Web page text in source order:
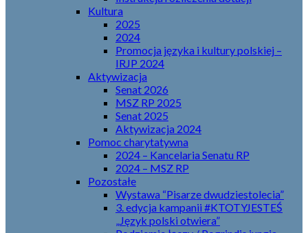
Kultura
2025
2024
Promocja języka i kultury polskiej –
IRJP 2024
Aktywizacja
Senat 2026
MSZ RP 2025
Senat 2025
Aktywizacja 2024
Pomoc charytatywna
2024 – Kancelaria Senatu RP
2024 – MSZ RP
Pozostałe
Wystawa “Pisarze dwudziestolecia”
3. edycja kampanii #KTOTYJESTEŚ
„Język polski otwiera”